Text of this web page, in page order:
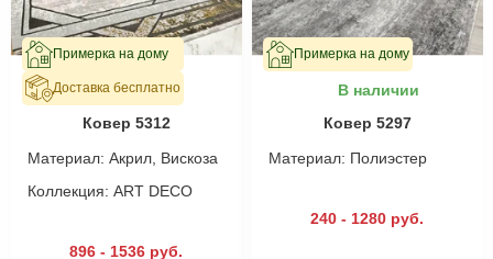
Примерка на дому
Доставка бесплатно
В наличии
Ковер 5312
Материал: Акрил, Вискоза
Коллекция: ART DECO
896 - 1536 руб.
Примерка на дому
В наличии
Ковер 5297
Материал: Полиэстер
240 - 1280 руб.